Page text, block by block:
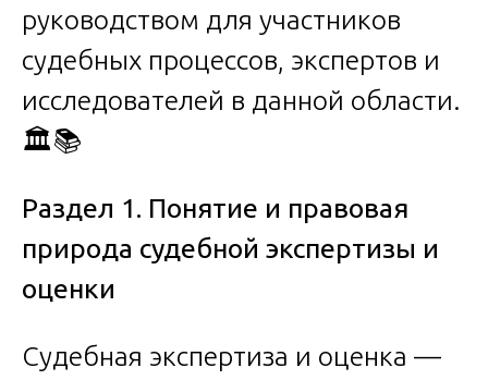
руководством для участников
судебных процессов, экспертов и
исследователей в данной области.
🏛️📚
Раздел 1. Понятие и правовая
природа судебной экспертизы и
оценки
Судебная экспертиза и оценка —